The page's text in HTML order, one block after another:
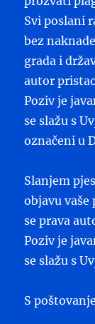
Svi poslani
bez
grada i
autor
Poziv je
se slažu s
označeni u
Slanjem
objavu
se prava
Poziv je
se slažu s
S